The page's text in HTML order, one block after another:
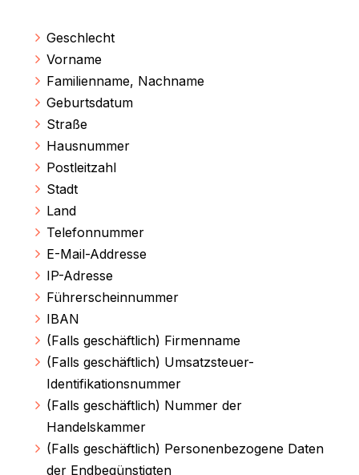
Geschlecht
Vorname
Familienname, Nachname
Geburtsdatum
Straße
Hausnummer
Postleitzahl
Stadt
Land
Telefonnummer
E-Mail-Addresse
IP-Adresse
Führerscheinnummer
IBAN
(Falls geschäftlich) Firmenname
(Falls geschäftlich) Umsatzsteuer-
Identifikationsnummer
(Falls geschäftlich) Nummer der
Handelskammer
(Falls geschäftlich) Personenbezogene Daten
der Endbegünstigten